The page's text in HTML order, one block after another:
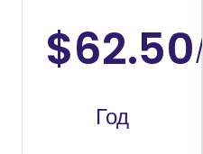
$62.50/
Год